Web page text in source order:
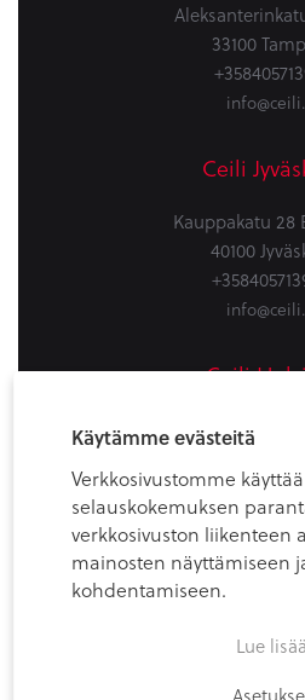
33100
Ceili
Kauppakatu 28
40100
Ceili
Firdonkatu
00520 Helsinki
Käytämme evästeitä
Verkkosivustomme
selauskokemuksen
verkkosivuston liikenteen
mainosten näyttämiseen
kohdentamiseen.
Lue lisää